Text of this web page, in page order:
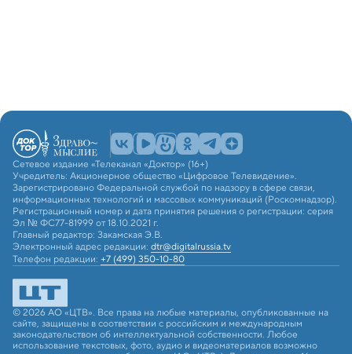
Сетевое издание «Телеканал «Доктор» (16+)
Учредитель: Акционерное общество «Цифровое Телевидение».
Зарегистрировано Федеральной службой по надзору в сфере связи,
информационных технологий и массовых коммуникаций (Роскомнадзор).
Регистрационный номер и дата принятия решения о регистрации: серия
Эл № ФС77-81999 от 18.10.2021 г.
Главный редактор: Закамская Э.В.
Электронный адрес редакции: dtr@digitalrussia.tv
Телефон редакции: +7 (499) 350-10-80
© 2026 АО «ЦТВ». Все права на любые материалы, опубликованные на
сайте, защищены в соответствии с российским и международным
законодательством об интеллектуальной собственности. Любое
использование текстовых, фото, аудио и видеоматериалов возможно